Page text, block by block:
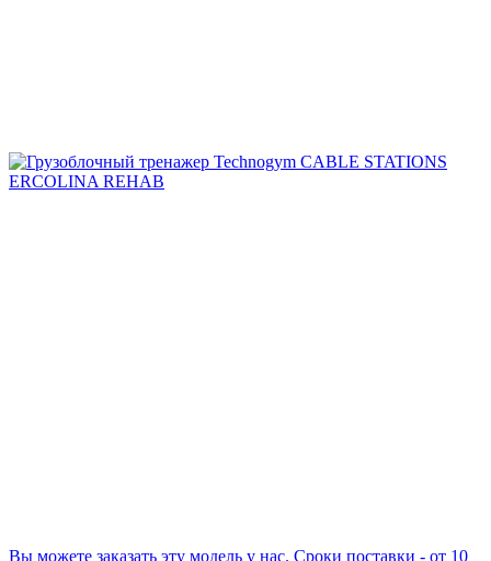
Вы можете заказать эту модель у нас. Сроки поставки - от 10